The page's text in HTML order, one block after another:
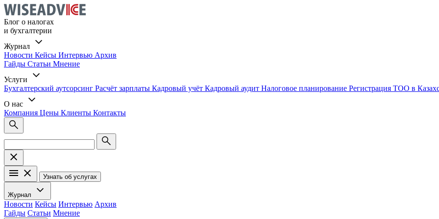
Блог о налогах
и бухгалтерии
Журнал
Новости Кейсы Интервью Архив
Гайды Статьи Мнение
Услуги
Бухгалтерский аутсорсинг Расчёт зарплаты Кадровый учёт Кадровый аудит Налоговое планирование Регистрация ТОО в
О нас
Компания Цены Клиенты Контакты
Узнать об услугах
Журнал
Новости Кейсы Интервью Архив
Гайды Статьи Мнение